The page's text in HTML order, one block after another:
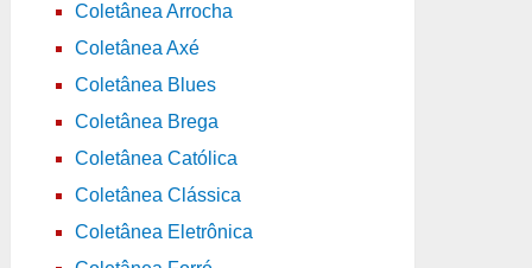
Coletânea Arrocha
Coletânea Axé
Coletânea Blues
Coletânea Brega
Coletânea Católica
Coletânea Clássica
Coletânea Eletrônica